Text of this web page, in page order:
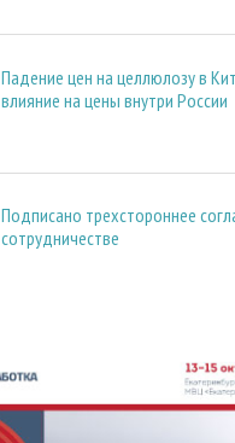
Падение цен на целлюлозу в
влияние на цены внутри России
Подписано трехстороннее
сотрудничестве